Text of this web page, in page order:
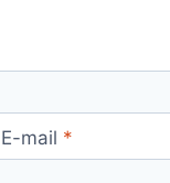
E-mail *